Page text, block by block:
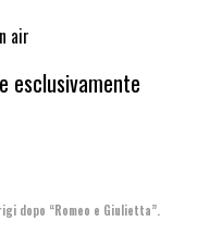
esclusivamente
dopo “Romeo e Giulietta”.